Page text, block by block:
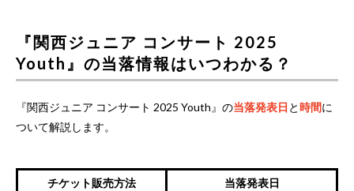
『関西ジュニア コンサート 2025
Youth』の当落情報はいつわかる？
『関西ジュニア コンサート 2025 Youth』の当落発表日 と時間に
ついて解説します。
チケット販売方法 当落発表日